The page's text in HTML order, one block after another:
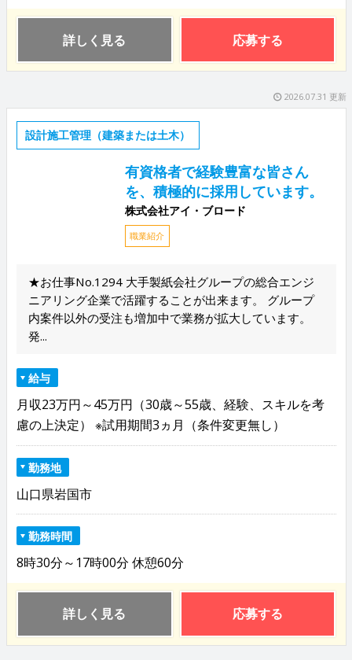
詳しく見る 応募する
2026.07.31 更新
設計施工管理（建築または土木）
有資格者で経験豊富な皆さん
を、積極的に採用しています。
株式会社アイ・ブロード
職業紹介
★お仕事No.1294 大手製紙会社グループの総合エンジ
ニアリング企業で活躍することが出来ます。 グループ
内案件以外の受注も増加中で業務が拡大しています。
発...
給与
月収23万円～45万円（30歳～55歳、経験、スキルを考
慮の上決定） ※試用期間3ヵ月（条件変更無し）
勤務地
山口県岩国市
勤務時間
8時30分～17時00分 休憩60分
詳しく見る 応募する